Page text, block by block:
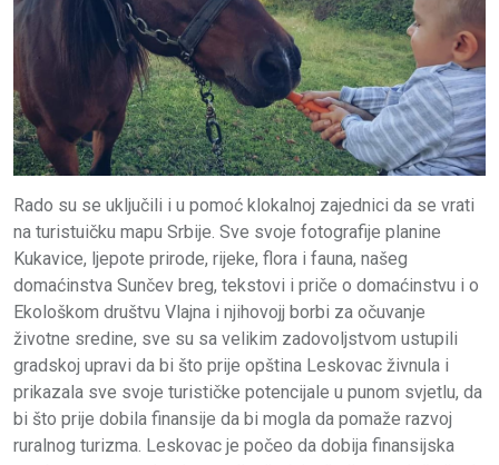
Rado su se uključili i u pomoć klokalnoj zajednici da se vrati
na turistuičku mapu Srbije. Sve svoje fotografije planine
Kukavice, ljepote prirode, rijeke, flora i fauna, našeg
domaćinstva Sunčev breg, tekstovi i priče o domaćinstvu i o
Ekološkom društvu Vlajna i njihovojj borbi za očuvanje
životne sredine, sve su sa velikim zadovoljstvom ustupili
gradskoj upravi da bi što prije opština Leskovac živnula i
prikazala sve svoje turističke potencijale u punom svjetlu, da
bi što prije dobila finansije da bi mogla da pomaže razvoj
ruralnog turizma. Leskovac je počeo da dobija finansijska